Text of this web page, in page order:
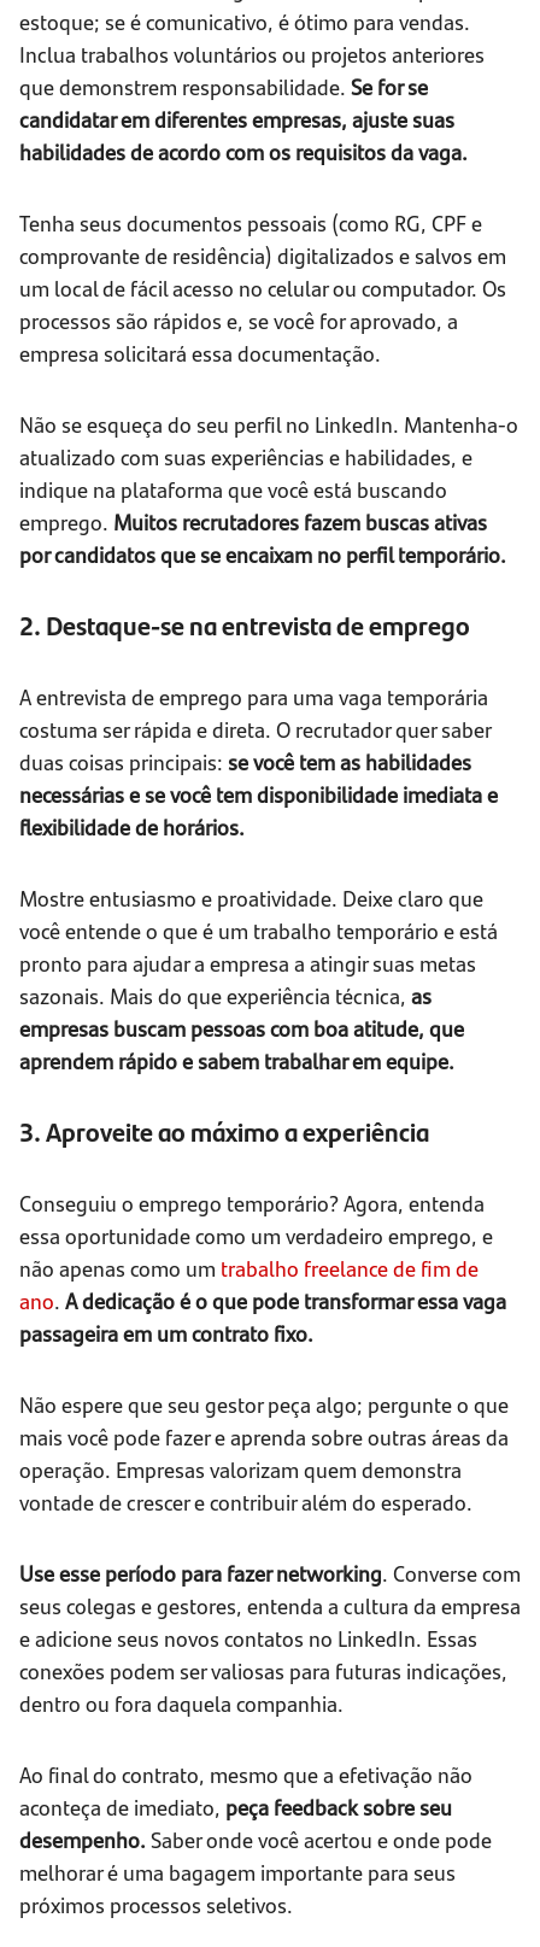
estoque; se é comunicativo, é ótimo para vendas.
Inclua trabalhos voluntários ou projetos anteriores
que demonstrem responsabilidade. Se for se
candidatar em diferentes empresas, ajuste suas
habilidades de acordo com os requisitos da vaga.
Tenha seus documentos pessoais (como RG, CPF e
comprovante de residência) digitalizados e salvos em
um local de fácil acesso no celular ou computador. Os
processos são rápidos e, se você for aprovado, a
empresa solicitará essa documentação.
Não se esqueça do seu perfil no LinkedIn. Mantenha-o
atualizado com suas experiências e habilidades, e
indique na plataforma que você está buscando
emprego. Muitos recrutadores fazem buscas ativas
por candidatos que se encaixam no perfil temporário.
2. Destaque-se na entrevista de emprego
A entrevista de emprego para uma vaga temporária
costuma ser rápida e direta. O recrutador quer saber
duas coisas principais: se você tem as habilidades
necessárias e se você tem disponibilidade imediata e
flexibilidade de horários.
Mostre entusiasmo e proatividade. Deixe claro que
você entende o que é um trabalho temporário e está
pronto para ajudar a empresa a atingir suas metas
sazonais. Mais do que experiência técnica, as
empresas buscam pessoas com boa atitude, que
aprendem rápido e sabem trabalhar em equipe.
3. Aproveite ao máximo a experiência
Conseguiu o emprego temporário? Agora, entenda
essa oportunidade como um verdadeiro emprego, e
não apenas como um trabalho freelance de fim de
ano. A dedicação é o que pode transformar essa vaga
passageira em um contrato fixo.
Não espere que seu gestor peça algo; pergunte o que
mais você pode fazer e aprenda sobre outras áreas da
operação. Empresas valorizam quem demonstra
vontade de crescer e contribuir além do esperado.
Use esse período para fazer networking. Converse com
seus colegas e gestores, entenda a cultura da empresa
e adicione seus novos contatos no LinkedIn. Essas
conexões podem ser valiosas para futuras indicações,
dentro ou fora daquela companhia.
Ao final do contrato, mesmo que a efetivação não
aconteça de imediato, peça feedback sobre seu
desempenho. Saber onde você acertou e onde pode
melhorar é uma bagagem importante para seus
próximos processos seletivos.